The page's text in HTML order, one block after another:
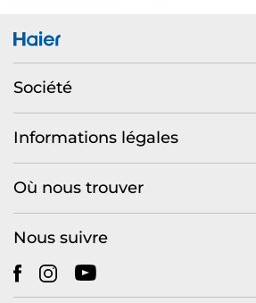
Société
Informations légales
Où nous trouver
Nous suivre